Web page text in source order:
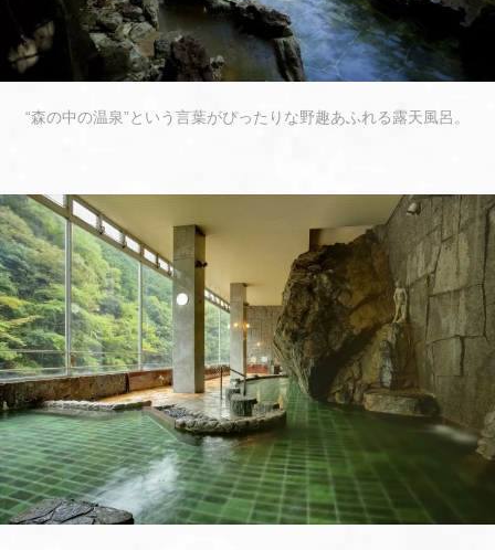
“森の中の温泉”という言葉がぴったりな野趣あふれる露天風呂。